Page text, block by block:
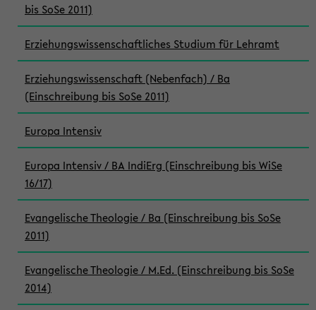
bis SoSe 2011)
Erziehungswissenschaftliches Studium für Lehramt
Erziehungswissenschaft (Nebenfach) / Ba
(Einschreibung bis SoSe 2011)
Europa Intensiv
Europa Intensiv / BA IndiErg (Einschreibung bis WiSe
16/17)
Evangelische Theologie / Ba (Einschreibung bis SoSe
2011)
Evangelische Theologie / M.Ed. (Einschreibung bis SoSe
2014)